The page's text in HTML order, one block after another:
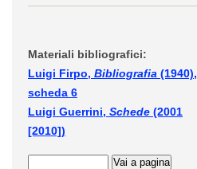
Materiali bibliografici:
Luigi Firpo, Bibliografia (1940),
scheda 6
Luigi Guerrini, Schede (2001
[2010])